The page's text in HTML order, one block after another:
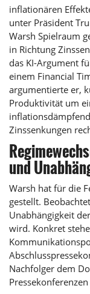
inflationären
unter Präsident
Warsh Spielraum
in Richtung
das KI-Argument
einem Financial
argumentierte er,
Produktivität um
Zinssenkungen
und
Warsh hat für die
gestellt.
Unabhängigkeit
wird. Konkret
Nachfolger dem